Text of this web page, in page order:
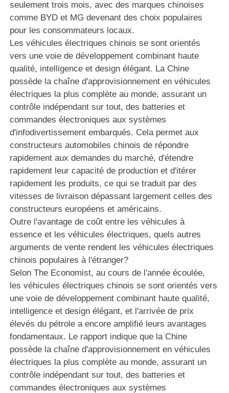
seulement trois mois, avec des marques chinoises
comme BYD et MG devenant des choix populaires
pour les consommateurs locaux.
Les véhicules électriques chinois se sont orientés
vers une voie de développement combinant haute
qualité, intelligence et design élégant. La Chine
possède la chaîne d'approvisionnement en véhicules
électriques la plus complète au monde, assurant un
contrôle indépendant sur tout, des batteries et
commandes électroniques aux systèmes
d'infodivertissement embarqués. Cela permet aux
constructeurs automobiles chinois de répondre
rapidement aux demandes du marché, d'étendre
rapidement leur capacité de production et d'itérer
rapidement les produits, ce qui se traduit par des
vitesses de livraison dépassant largement celles des
constructeurs européens et américains.
Outre l'avantage de coût entre les véhicules à
essence et les véhicules électriques, quels autres
arguments de vente rendent les véhicules électriques
chinois populaires à l'étranger?
Selon The Economist, au cours de l'année écoulée,
les véhicules électriques chinois se sont orientés vers
une voie de développement combinant haute qualité,
intelligence et design élégant, et l'arrivée de prix
élevés du pétrole a encore amplifié leurs avantages
fondamentaux. Le rapport indique que la Chine
possède la chaîne d'approvisionnement en véhicules
électriques la plus complète au monde, assurant un
contrôle indépendant sur tout, des batteries et
commandes électroniques aux systèmes